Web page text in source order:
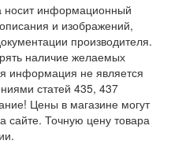
носит информационный
и изображений,
производителя.
наличие желаемых
информация не является
статей 435, 437
Цены в магазине могут
сайте. Точную цену товара